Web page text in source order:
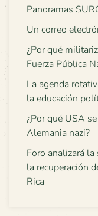
Panoramas
Un correo
¿Por qué
Fuerza Pública
La agenda
la educación
¿Por qué USA
Alemania nazi?
Foro analizará
la recuperación
Rica